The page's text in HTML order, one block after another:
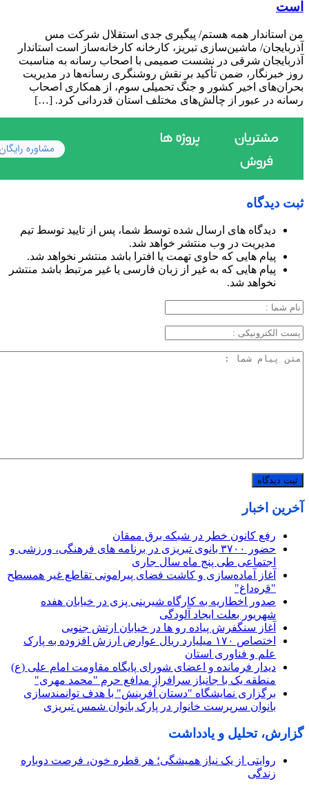
است
من استاندار همه هستم/ پیگیری جدی استقلال شرکت مس
آذربایجان/ ماشین‌سازی تبریز، کارخانه کارخانه‌ساز است استاندار
آذربایجان شرقی در نشست صمیمی با اصحاب رسانه به مناسبت
روز خبرنگار، ضمن تأکید بر نقش روشنگری رسانه‌ها در مدیریت
بحران‌های اخیر کشور و جنگ تحمیلی سوم، از همکاری اصحاب
رسانه در عبور از چالش‌های مختلف استان قدردانی کرد. […]
ثبت دیدگاه
دیدگاه های ارسال شده توسط شما، پس از تایید توسط تیم
مدیریت در وب منتشر خواهد شد.
پیام هایی که حاوی تهمت یا افترا باشد منتشر نخواهد شد.
پیام هایی که به غیر از زبان فارسی یا غیر مرتبط باشد منتشر
نخواهد شد.
آخرین اخبار
رفع کانون خطر در شبکه برق ممقان
حضور ۳۷۰۰ بانوی تبریزی در برنامه های فرهنگی، ورزشی و
اجتماعی طی پنج ماه سال جاری
آغاز آماده‌سازی و کاشت فضای پیرامونی تقاطع غیر همسطح
"قره‌داغ"
صدور اخطاریه به کارگاه شیرینی پزی در خیابان هفده
شهریور بعلت ایجاد آلودگی
آغاز سنگفرش پیاده رو ها در خیابان ارتش جنوبی
اختصاص ۱۷۰ میلیارد ریال عوارض ارزش افزوده به پارک
علم و فناوری استان
دیدار فرمانده و اعضای شورای پایگاه مقاومت امام علی (ع)
منطقه یک با جانباز سرافراز مدافع حرم "محمد مهری"
برگزاری نمایشگاه "دستان آفرینش" با هدف توانمندسازی
بانوان سرپرست خانوار در پارک بانوان شمس تبریزی
گزارش، تحلیل و یادداشت
روایتی از یک نیاز همیشگی؛ هر قطره خون، فرصت دوباره
زندگی